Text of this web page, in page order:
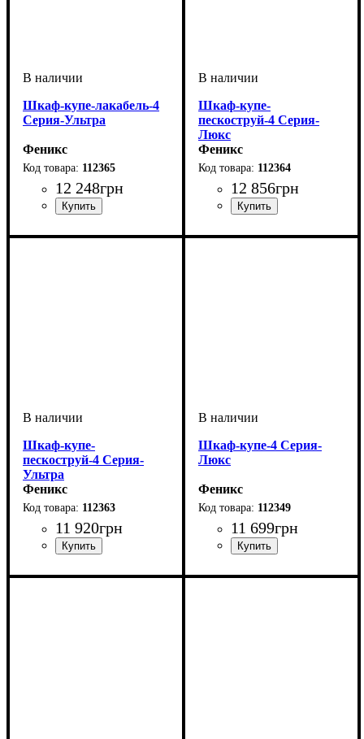
Шкаф-купе-лакабель-4
Серия-Ультра
Феникс
112365
12 248грн
Шкаф-купе-
пескоструй-4 Серия-
Люкс
Феникс
112364
12 856грн
Шкаф-купе-
пескоструй-4 Серия-
Ультра
Феникс
112363
11 920грн
Шкаф-купе-4 Серия-
Люкс
Феникс
112349
11 699грн